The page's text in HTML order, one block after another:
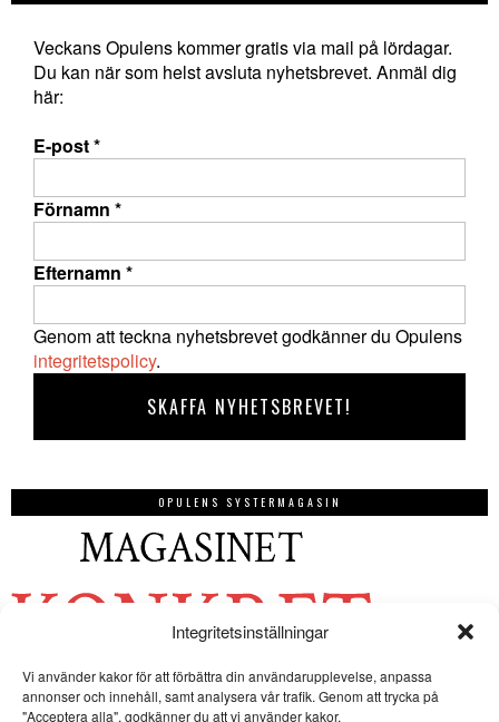
Integritetsinställningar
Vi använder kakor för att förbättra din användarupplevelse, anpassa
annonser och innehåll, samt analysera vår trafik. Genom att trycka på
"Acceptera alla", godkänner du att vi använder kakor.
Veckans Opulens kommer gratis via mail på lördagar.
Du kan när som helst avsluta nyhetsbrevet. Anmäl dig
här:
E-post*
Förnamn *
Efternamn *
Genom att teckna nyhetsbrevet godkänner du Opulens
integritetspolicy.
OPULENS SYSTERMAGASIN